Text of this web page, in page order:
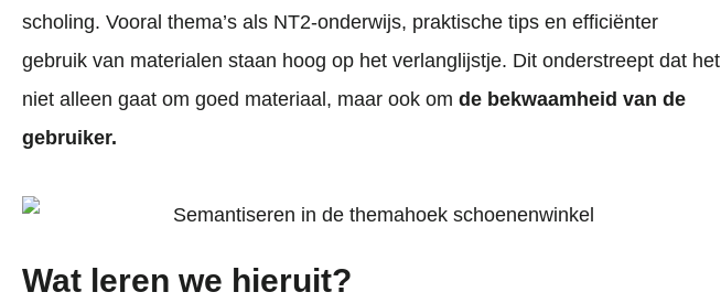
scholing. Vooral thema’s als NT2-onderwijs, praktische tips en efficiënter
gebruik van materialen staan hoog op het verlanglijstje. Dit onderstreept dat het
niet alleen gaat om goed materiaal, maar ook om de bekwaamheid van de
gebruiker.
Wat leren we hieruit?